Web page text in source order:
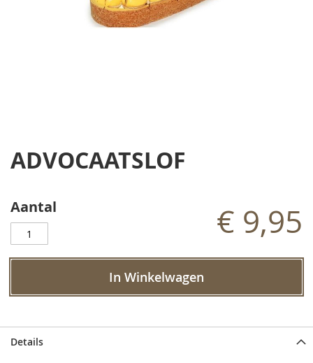
het
de
gallerij
ADVOCAATSLOF
Aantal € 9,95
In Winkelwagen
Details